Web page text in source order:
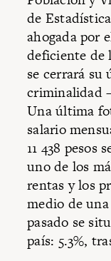
de
ahogada por
deficiente de
se cerrará
criminalidad
Una última
salario
11 438 pesos
uno de los
rentas y los
medio de
pasado se
país: 5.3%,